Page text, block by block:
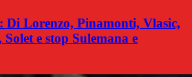
Di Lorenzo, Pinamonti, Vlasic,
e stop Sulemana e